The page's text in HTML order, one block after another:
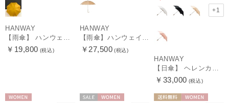
HANWAY
【雨傘】 ハンウェイ （HANWAY） Couturier クチュリエ 長傘 日本製
￥19,800 (税込)
HANWAY
【雨傘】ハンウェイ （HANWAY ）真田耳（サナダミミ）長傘 日本製 カーボン骨
￥27,500 (税込)
+1
HANWAY
【日傘】 ヘレンカミンスキー（HELEN KAMINSKI） X ハンウェイ (HANWAY) コラボ プロヴァンスタイプ 麻無地 ラフィアコード 折りたたみ傘 曲がり手元 純パラソル
￥33,000 (税込)